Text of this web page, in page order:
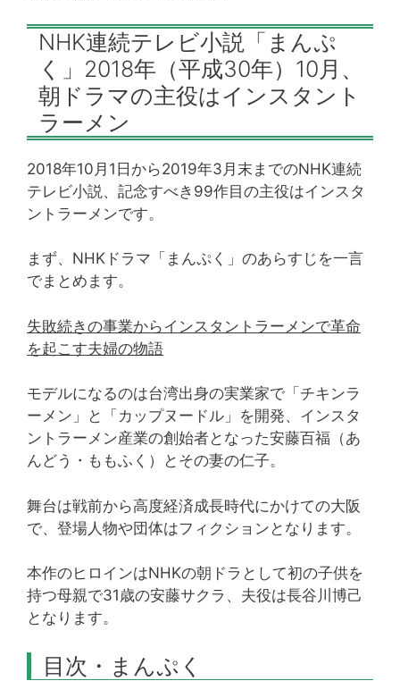
NHK連続テレビ小説「まんぷ
く」2018年（平成30年）10月、
朝ドラマの主役はインスタント
ラーメン
2018年10月1日から2019年3月末までのNHK連続
テレビ小説、記念すべき99作目の主役はインスタ
ントラーメンです。
まず、NHKドラマ「まんぷく」のあらすじを一言
でまとめます。
失敗続きの事業からインスタントラーメンで革命
を起こす夫婦の物語
モデルになるのは台湾出身の実業家で「チキンラ
ーメン」と「カップヌードル」を開発、インスタ
ントラーメン産業の創始者となった安藤百福（あ
んどう・ももふく）とその妻の仁子。
舞台は戦前から高度経済成長時代にかけての大阪
で、登場人物や団体はフィクションとなります。
本作のヒロインはNHKの朝ドラとして初の子供を
持つ母親で31歳の安藤サクラ、夫役は長谷川博己
となります。
目次・まんぷく